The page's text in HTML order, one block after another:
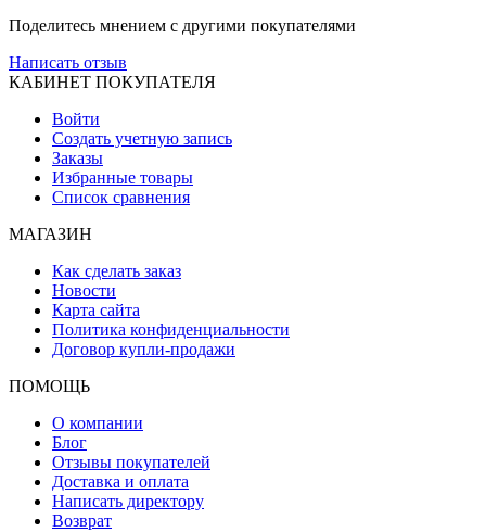
Поделитесь мнением с другими покупателями
Написать отзыв
КАБИНЕТ ПОКУПАТЕЛЯ
Войти
Создать учетную запись
Заказы
Избранные товары
Список сравнения
МАГАЗИН
Как сделать заказ
Новости
Карта сайта
Политика конфиденциальности
Договор купли-продажи
ПОМОЩЬ
О компании
Блог
Отзывы покупателей
Доставка и оплата
Написать директору
Возврат